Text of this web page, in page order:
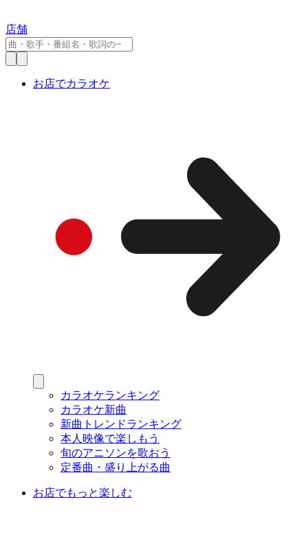
店舗
お店でカラオケ
カラオケランキング
カラオケ新曲
新曲トレンドランキング
本人映像で楽しもう
旬のアニソンを歌おう
定番曲・盛り上がる曲
お店でもっと楽しむ